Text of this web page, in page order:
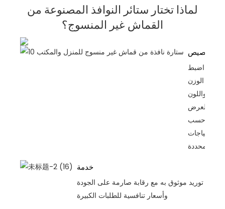
لماذا تختار ستائر النوافذ المصنوعة من
القماش غير المنسوج؟
التخصيص
اضبط
الوزن
واللون
والعرض
حسب
الاحتياجات
خدمة
توريد موثوق به مع رقابة صارمة على الجودة
وأسعار تنافسية للطلبات الكبيرة